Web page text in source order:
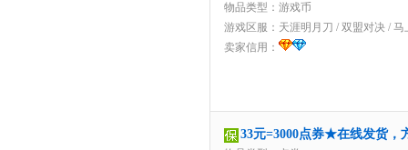
物品类型：游戏币
游戏区服： 天涯明月刀 / 双盟对决 / 马
卖家信用：
33元=3000点券★在线发货，